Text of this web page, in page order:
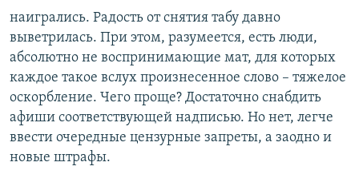
наигрались. Радость от снятия табу давно
выветрилась. При этом, разумеется, есть люди,
абсолютно не воспринимающие мат, для которых
каждое такое вслух произнесенное слово – тяжелое
оскорбление. Чего проще? Достаточно снабдить
афиши соответствующей надписью. Но нет, легче
ввести очередные цензурные запреты, а заодно и
новые штрафы.